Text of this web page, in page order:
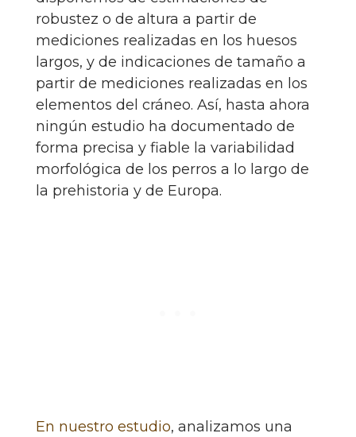
robustez o de altura a partir de
mediciones realizadas en los huesos
largos, y de indicaciones de tamaño a
partir de mediciones realizadas en los
elementos del cráneo. Así, hasta ahora
ningún estudio ha documentado de
forma precisa y fiable la variabilidad
morfológica de los perros a lo largo de
la prehistoria y de Europa.
En nuestro estudio, analizamos una